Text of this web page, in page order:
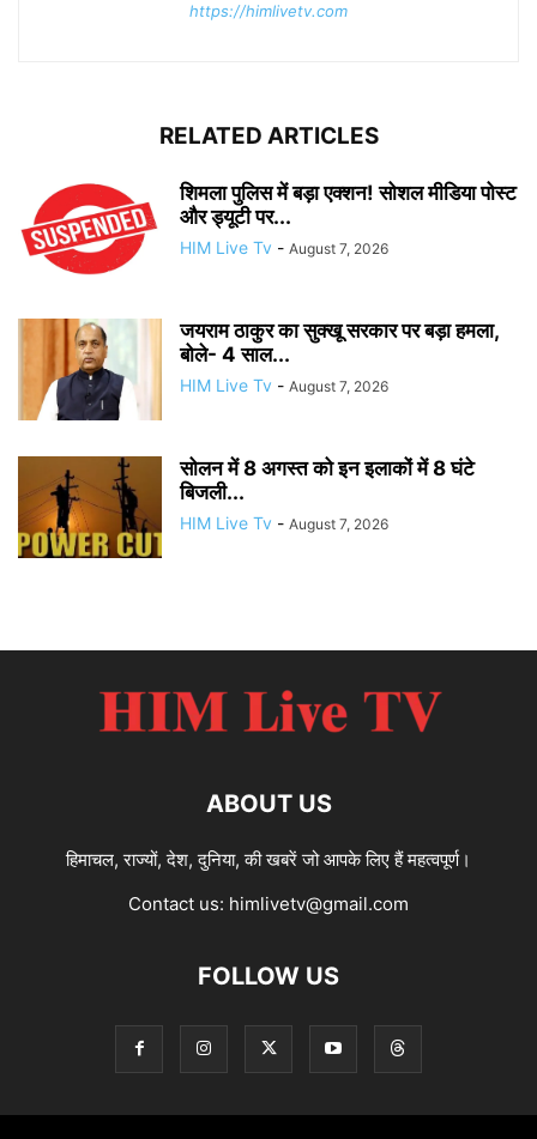
https://himlivetv.com
RELATED ARTICLES
शिमला पुलिस में बड़ा एक्शन! सोशल मीडिया पोस्ट
और ड्यूटी पर...
HIM Live Tv - August 7, 2026
जयराम ठाकुर का सुक्खू सरकार पर बड़ा हमला,
बोले- 4 साल...
HIM Live Tv - August 7, 2026
सोलन में 8 अगस्त को इन इलाकों में 8 घंटे
बिजली...
HIM Live Tv - August 7, 2026
ABOUT US
हिमाचल, राज्यों, देश, दुनिया, की खबरें जो आपके लिए हैं महत्वपूर्ण।
Contact us: himlivetv@gmail.com
FOLLOW US